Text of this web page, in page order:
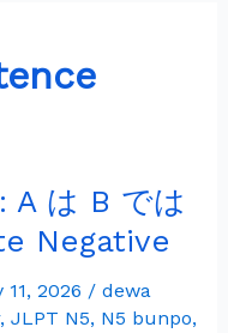
A は B では
Negative
11, 2026 / dewa
, JLPT N5, N5 bunpo,